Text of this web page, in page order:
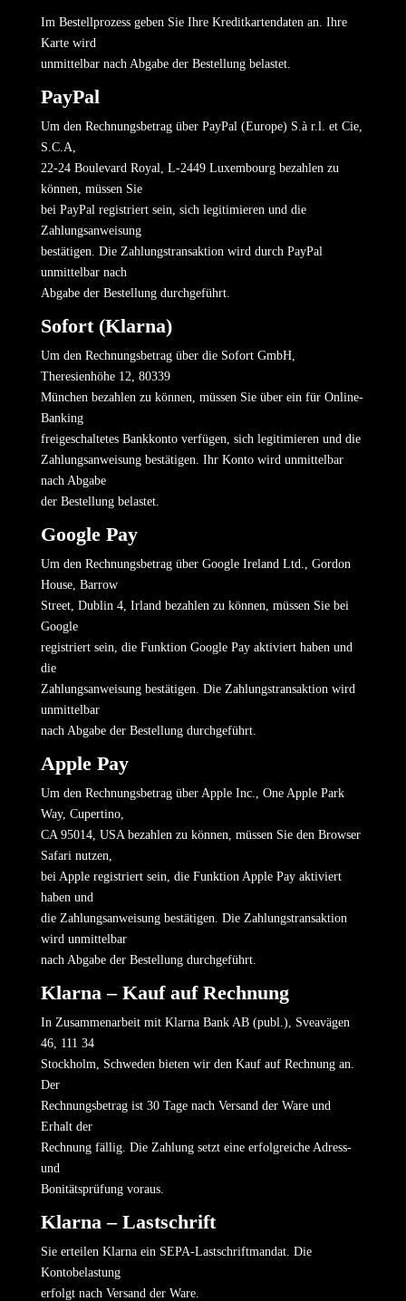
Im Bestellprozess geben Sie Ihre Kreditkartendaten an. Ihre
Karte wird
unmittelbar nach Abgabe der Bestellung belastet.
PayPal
Um den Rechnungsbetrag über PayPal (Europe) S.à r.l. et Cie,
S.C.A,
22-24 Boulevard Royal, L-2449 Luxembourg bezahlen zu
können, müssen Sie
bei PayPal registriert sein, sich legitimieren und die
Zahlungsanweisung
bestätigen. Die Zahlungstransaktion wird durch PayPal
unmittelbar nach
Abgabe der Bestellung durchgeführt.
Sofort (Klarna)
Um den Rechnungsbetrag über die Sofort GmbH,
Theresienhöhe 12, 80339
München bezahlen zu können, müssen Sie über ein für Online-
Banking
freigeschaltetes Bankkonto verfügen, sich legitimieren und die
Zahlungsanweisung bestätigen. Ihr Konto wird unmittelbar
nach Abgabe
der Bestellung belastet.
Google Pay
Um den Rechnungsbetrag über Google Ireland Ltd., Gordon
House, Barrow
Street, Dublin 4, Irland bezahlen zu können, müssen Sie bei
Google
registriert sein, die Funktion Google Pay aktiviert haben und
die
Zahlungsanweisung bestätigen. Die Zahlungstransaktion wird
unmittelbar
nach Abgabe der Bestellung durchgeführt.
Apple Pay
Um den Rechnungsbetrag über Apple Inc., One Apple Park
Way, Cupertino,
CA 95014, USA bezahlen zu können, müssen Sie den Browser
Safari nutzen,
bei Apple registriert sein, die Funktion Apple Pay aktiviert
haben und
die Zahlungsanweisung bestätigen. Die Zahlungstransaktion
wird unmittelbar
nach Abgabe der Bestellung durchgeführt.
Klarna – Kauf auf Rechnung
In Zusammenarbeit mit Klarna Bank AB (publ.), Sveavägen
46, 111 34
Stockholm, Schweden bieten wir den Kauf auf Rechnung an.
Der
Rechnungsbetrag ist 30 Tage nach Versand der Ware und
Erhalt der
Rechnung fällig. Die Zahlung setzt eine erfolgreiche Adress-
und
Bonitätsprüfung voraus.
Klarna – Lastschrift
Sie erteilen Klarna ein SEPA-Lastschriftmandat. Die
Kontobelastung
erfolgt nach Versand der Ware.